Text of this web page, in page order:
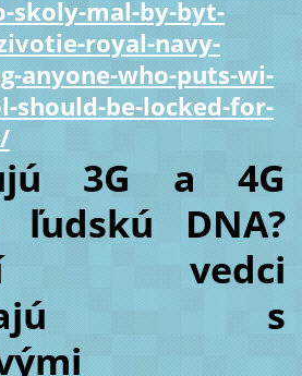
skoly-mal-by-byt-
royal-navy-
anyone-who-puts-wi-
should-be-locked-for-
3G a 4G
ľudskú DNA?
vedci
s